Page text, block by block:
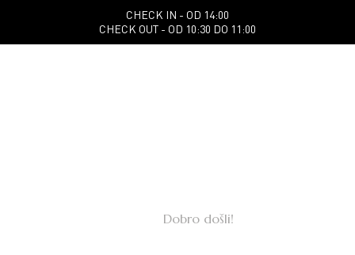
CHECK IN - OD 14:00
CHECK OUT - OD 10:30 DO 11:00
Dobro došli!